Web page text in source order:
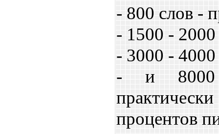
- 800 слов -
- 1500 -
- 3000 -
- и 8000
процентов